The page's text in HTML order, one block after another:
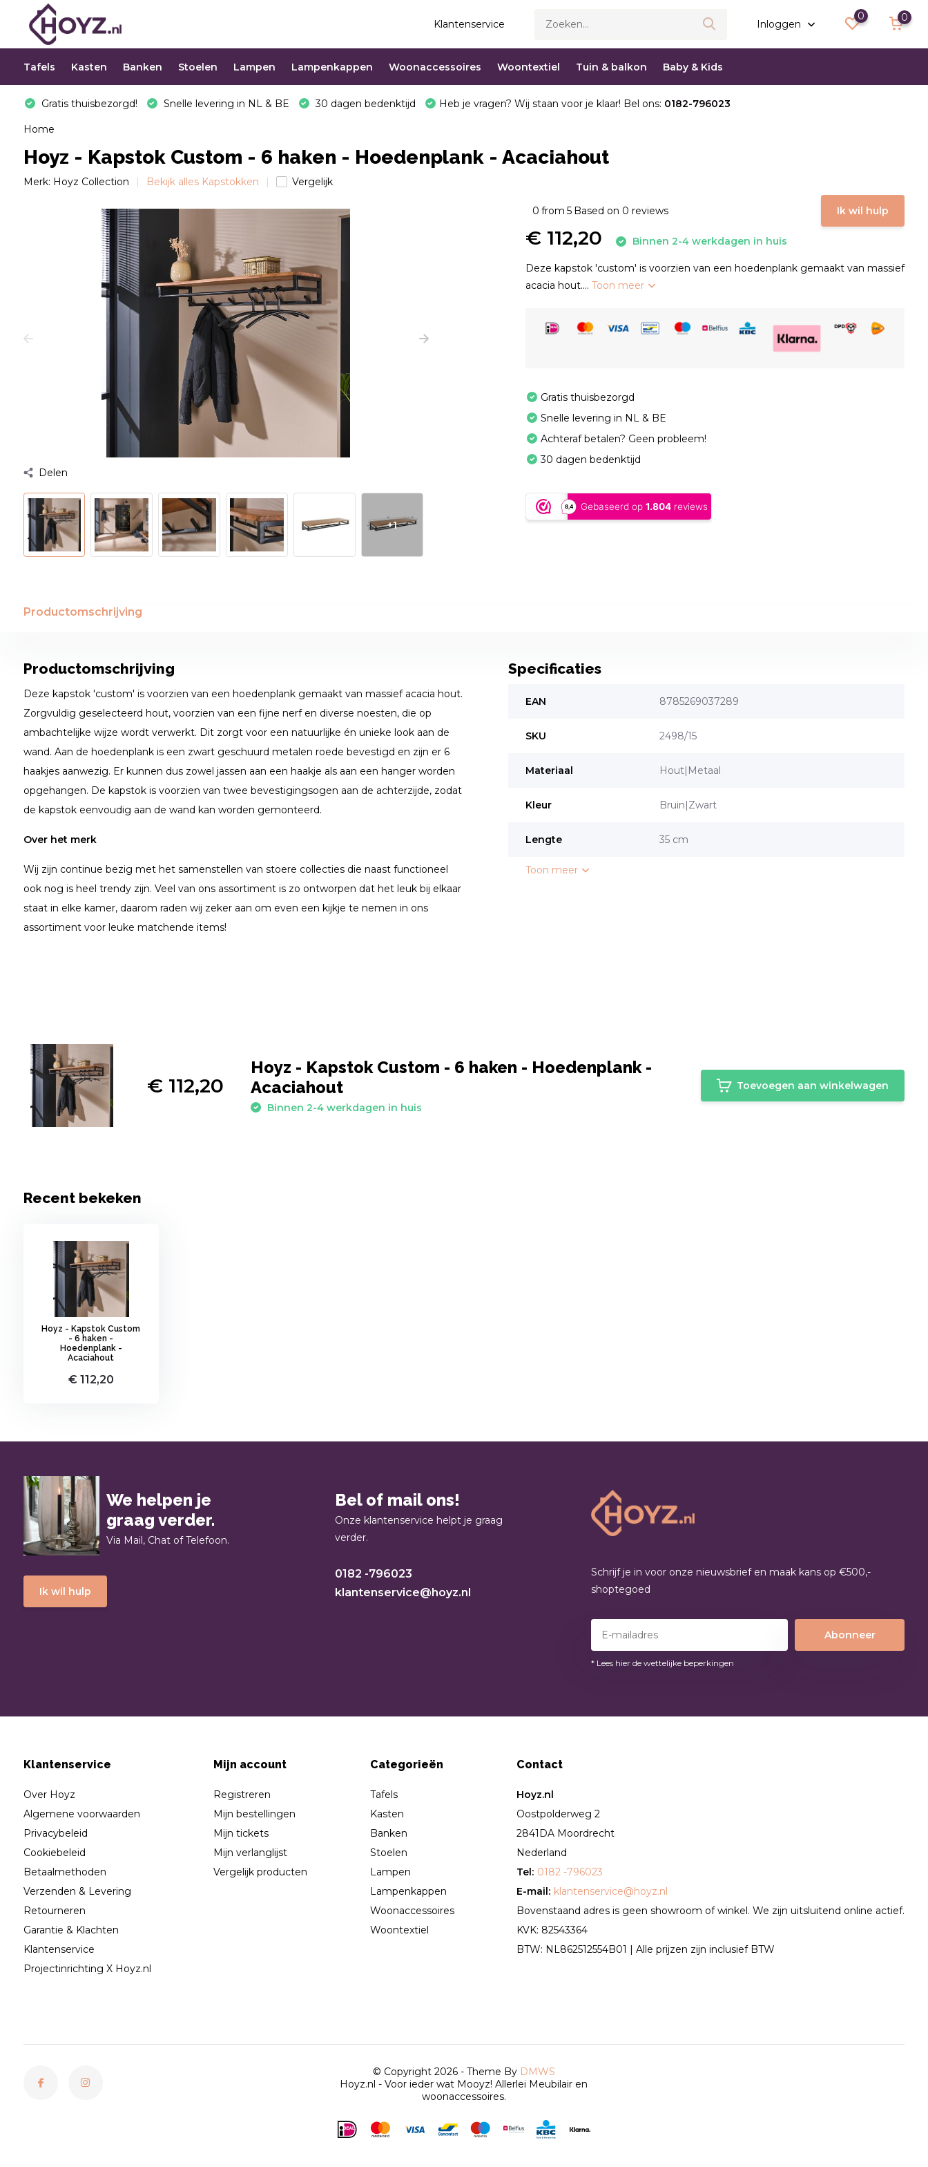
Klantenservice Inloggen
0 0
Tafels Kasten Banken Stoelen Lampen Lampenkappen Woonaccessoires Woontextiel Tuin & balkon Baby & Kids
Gratis thuisbezorgd! Snelle levering in NL & BE 30 dagen bedenktijd Heb je vragen? Wij staan voor je klaar! Bel ons: 0182-796023
Home
Hoyz - Kapstok Custom - 6 haken - Hoedenplank - Acaciahout
Merk: Hoyz Collection Bekijk alles Kapstokken Vergelijk
Delen
+1
0 from 5 Based on 0 reviews Ik wil hulp
€ 112,20 Binnen 2-4 werkdagen in huis
Deze kapstok 'custom' is voorzien van een hoedenplank gemaakt van massief
acacia hout....Toon meer
Gratis thuisbezorgd
Snelle levering in NL & BE
Achteraf betalen? Geen probleem!
30 dagen bedenktijd
Productomschrijving
Productomschrijving
Deze kapstok 'custom' is voorzien van een hoedenplank gemaakt van massief acacia hout.
Zorgvuldig geselecteerd hout, voorzien van een fijne nerf en diverse noesten, die op
ambachtelijke wijze wordt verwerkt. Dit zorgt voor een natuurlijke én unieke look aan de
wand. Aan de hoedenplank is een zwart geschuurd metalen roede bevestigd en zijn er 6
haakjes aanwezig. Er kunnen dus zowel jassen aan een haakje als aan een hanger worden
opgehangen. De kapstok is voorzien van twee bevestigingsogen aan de achterzijde, zodat
de kapstok eenvoudig aan de wand kan worden gemonteerd.
Over het merk
Wij zijn continue bezig met het samenstellen van stoere collecties die naast functioneel
ook nog is heel trendy zijn. Veel van ons assortiment is zo ontworpen dat het leuk bij elkaar
staat in elke kamer, daarom raden wij zeker aan om even een kijkje te nemen in ons
assortiment voor leuke matchende items!
Specificaties
EAN 8785269037289
SKU 2498/15
Materiaal Hout|Metaal
Kleur Bruin|Zwart
Lengte 35 cm
Toon meer
€ 112,20
Hoyz - Kapstok Custom - 6 haken - Hoedenplank -
Acaciahout
Binnen 2-4 werkdagen in huis
Toevoegen aan winkelwagen
Recent bekeken
Hoyz - Kapstok Custom
- 6 haken -
Hoedenplank -
Acaciahout
€ 112,20
We helpen je
graag verder.
Via Mail, Chat of Telefoon.
Ik wil hulp
Bel of mail ons!
Onze klantenservice helpt je graag
verder.
0182 -796023
klantenservice@hoyz.nl
Schrijf je in voor onze nieuwsbrief en maak kans op €500,-
shoptegoed
Abonneer
* Lees hier de wettelijke beperkingen
Klantenservice
Over Hoyz
Algemene voorwaarden
Privacybeleid
Cookiebeleid
Betaalmethoden
Verzenden & Levering
Retourneren
Garantie & Klachten
Klantenservice
Projectinrichting X Hoyz.nl
Mijn account
Registreren
Mijn bestellingen
Mijn tickets
Mijn verlanglijst
Vergelijk producten
Categorieën
Tafels
Kasten
Banken
Stoelen
Lampen
Lampenkappen
Woonaccessoires
Woontextiel
Contact
Hoyz.nl
Oostpolderweg 2
2841DA Moordrecht
Nederland
Tel: 0182 -796023
E-mail: klantenservice@hoyz.nl
Bovenstaand adres is geen showroom of winkel. We zijn uitsluitend online actief.
KVK: 82543364
BTW: NL862512554B01 | Alle prijzen zijn inclusief BTW
© Copyright 2026 - Theme By DMWS
Hoyz.nl - Voor ieder wat Mooyz! Allerlei Meubilair en
woonaccessoires.